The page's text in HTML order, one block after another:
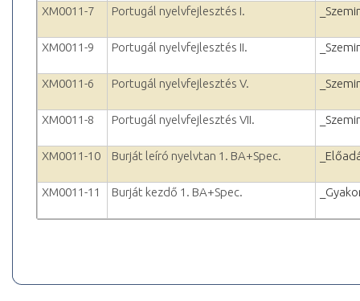
XM0011-7
Portugál nyelvfejlesztés I.
XM0011-9 Portugál nyelvfejlesztés II.
XM0011-6 Portugál nyelvfejlesztés V.
XM0011-8 Portugál nyelvfejlesztés VII.
XM0011-10 Burját leíró nyelvtan 1. BA+Spec.
XM0011-11 Burját kezdő 1. BA+Spec.